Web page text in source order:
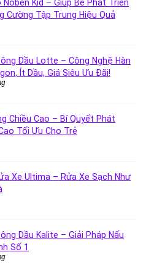
Noben Kid – Giúp Bé Phát Triển
Cường Tập Trung Hiệu Quả
Dầu Lotte – Công Nghệ Hàn
Ít Dầu, Giá Siêu Ưu Đãi!
Chiều Cao – Bí Quyết Phát
Tối Ưu Cho Trẻ
Xe Ultima – Rửa Xe Sạch Như
Dầu Kalite – Giải Pháp Nấu
Số 1